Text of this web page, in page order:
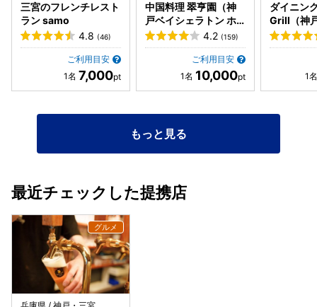
三宮のフレンチレスト
ラン samo
4.8 (46)
ご利用目安
7,000
中国料理 翠亨園（神
戸ベイシェラトン ホ
テル&タワーズ内）
4.2 (159)
ご利用目安
10,000
ダイニン
Grill（神
トン ホテ
内）
もっと見る
最近チェックした提携店